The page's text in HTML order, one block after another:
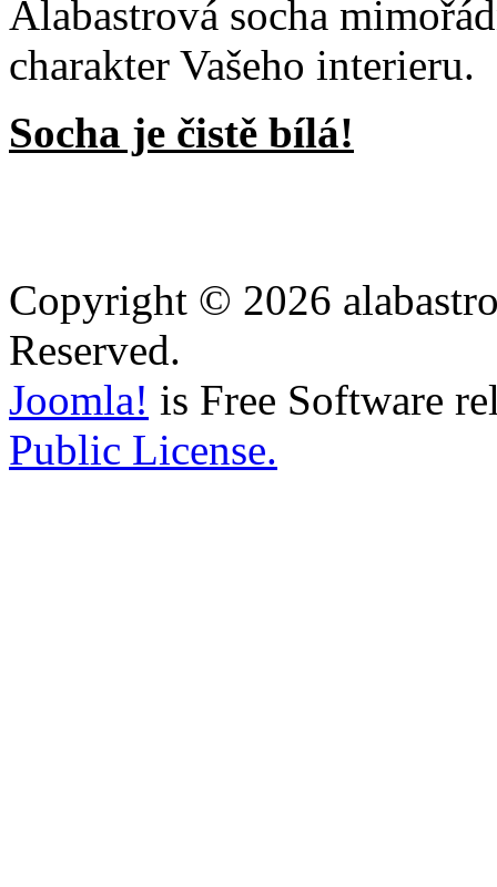
Alabastrová socha
charakter Vašeho interieru.
Socha je čistě bílá!
Copyright © 2026
Reserved.
Joomla! is Free Software
Public License.